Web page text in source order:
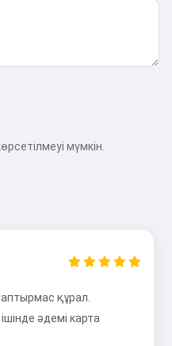
мүмкін.
құрал.
әдемі карта